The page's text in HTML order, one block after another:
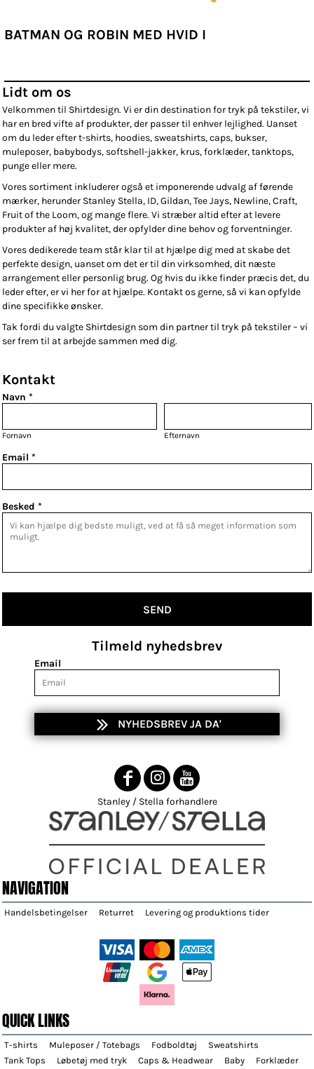
BATMAN OG ROBIN MED HVID I
Lidt om os
Velkommen til Shirtdesign. Vi er din destination for tryk på tekstiler, vi
har en bred vifte af produkter, der passer til enhver lejlighed. Uanset
om du leder efter t-shirts, hoodies, sweatshirts, caps, bukser,
muleposer, babybodys, softshell-jakker, krus, forklæder, tanktops,
punge eller mere.
Vores sortiment inkluderer også et imponerende udvalg af førende
mærker, herunder Stanley Stella, ID, Gildan, Tee Jays, Newline, Craft,
Fruit of the Loom, og mange flere. Vi stræber altid efter at levere
produkter af høj kvalitet, der opfylder dine behov og forventninger.
Vores dedikerede team står klar til at hjælpe dig med at skabe det
perfekte design, uanset om det er til din virksomhed, dit næste
arrangement eller personlig brug. Og hvis du ikke finder præcis det, du
leder efter, er vi her for at hjælpe. Kontakt os gerne, så vi kan opfylde
dine specifikke ønsker.
Tak fordi du valgte Shirtdesign som din partner til tryk på tekstiler – vi
ser frem til at arbejde sammen med dig.
Kontakt
Navn *
Fornavn Efternavn
Email *
Besked *
SEND
Tilmeld nyhedsbrev
Email
NYHEDSBREV JA DA'
Stanley / Stella forhandlere
NAVIGATION
Handelsbetingelser Returret Levering og produktions tider
QUICK LINKS
T-shirts Muleposer / Totebags Fodboldtøj
Sweatshirts
Tank Tops
Løbetøj med tryk Caps & Headwear Baby Forklæder